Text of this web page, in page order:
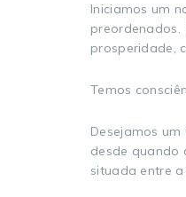
Iniciamos um
preordenados.
prosperidade,
Temos
Desejamos
desde quando
situada entre